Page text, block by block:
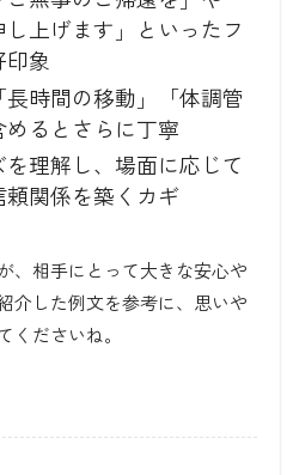
し上げます」といったフ
印象
時間の移動」「体調管
るとさらに丁寧
理解し、場面に応じて
関係を築くカギ
、相手にとって大きな安心や
介した例文を参考に、思いや
くださいね。